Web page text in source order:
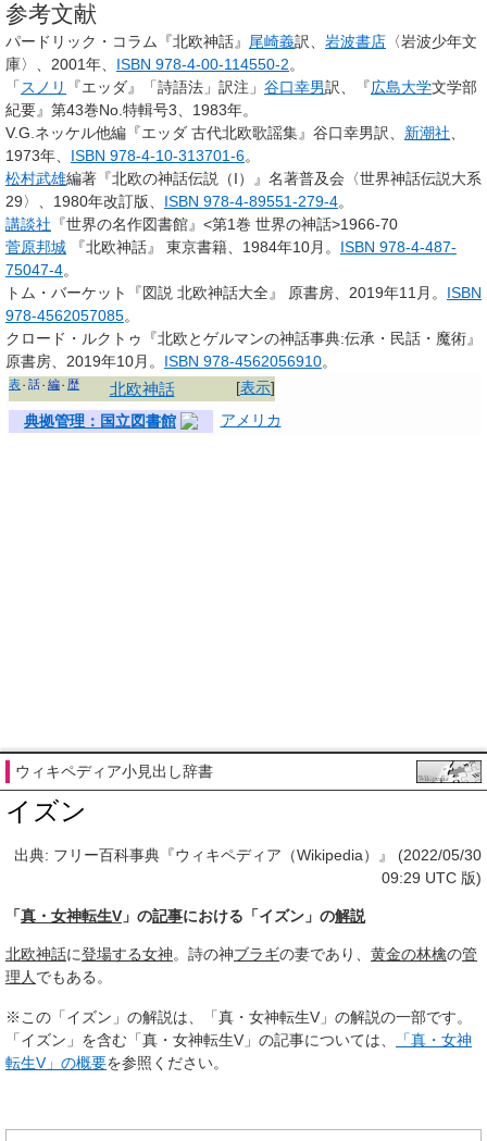
参考文献
パードリック・コラム『北欧神話』 尾崎義訳、 岩波書店 〈岩波少年文
庫〉、2001年、 ISBN 978-4-00-114550-2。
「 スノリ 『エッダ』「詩語法」訳注」 谷口幸男訳、『広島大学文学部
紀要』第43巻No.特輯号3、1983年。
V.G.ネッケル他編『エッダ 古代北欧歌謡集』谷口幸男訳、 新潮社
1973年、 ISBN 978-4-10-313701-6。
松村武雄編著『北欧の神話伝説（I）』名著普及会〈世界神話伝説大系
29〉、1980年改訂版、 ISBN 978-4-89551-279-4。
講談社 『世界の名作図書館』<第1巻 世界の神話>1966-70
菅原邦城 『北欧神話』 東京書籍、1984年10月。 ISBN 978-4-487-
75047-4。
トム・バーケット『図説 北欧神話大全』 原書房、2019年11月。 ISBN
978-4562057085。
クロード・ルクトゥ『北欧とゲルマンの神話事典:伝承・民話・魔術』
原書房、2019年10月。 ISBN 978-4562056910。
[表示]
表 話 編 歴 北欧神話
典拠管理：国立図書館 アメリカ
ウィキペディア小見出し辞書
イズン
出典: フリー百科事典『ウィキペディア（Wikipedia）』 (2022/05/30
09:29 UTC 版)
「真・女神転生V 」の記事における「イズン」の解説
北欧神話に登場する女神。詩の神ブラギの妻であり、 黄金の林檎の管
理人 でもある。
※この「イズン」の解説は、「真・女神転生V」の解説の一部です。
「イズン」を含む「真・女神転生V」の記事については、
「真・女神
転生V」の概要を参照ください。